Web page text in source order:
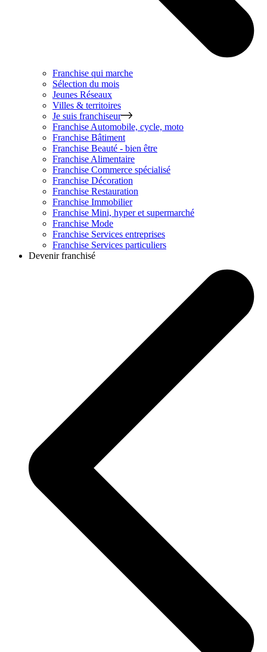
Franchise qui marche
Sélection du mois
Jeunes Réseaux
Villes & territoires
Je suis franchiseur
Franchise Automobile, cycle, moto
Franchise Bâtiment
Franchise Beauté - bien être
Franchise Alimentaire
Franchise Commerce spécialisé
Franchise Décoration
Franchise Restauration
Franchise Immobilier
Franchise Mini, hyper et supermarché
Franchise Mode
Franchise Services entreprises
Franchise Services particuliers
Devenir franchisé